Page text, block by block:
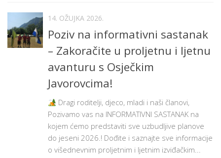
14. OŽUJKA 2026.
Poziv na informativni sastanak
– Zakoračite u proljetnu i ljetnu
avanturu s Osječkim
Javorovcima!
Dragi roditelji, djeco, mladi i naši članovi,
Pozivamo vas na INFORMATIVNI SASTANAK na
kojem ćemo predstaviti sve uzbudljive planove
do jeseni 2026.! Dođite i saznajte sve informacije
o višednevnim proljetnim i ljetnim izviđačkim...